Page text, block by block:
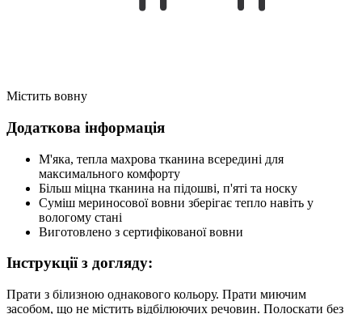
Містить вовну
Додаткова інформація
М'яка, тепла махрова тканина всередині для
максимального комфорту
Більш міцна тканина на підошві, п'яті та носку
Суміш мериносової вовни зберігає тепло навіть у
вологому стані
Виготовлено з сертифікованої вовни
Інструкції з догляду:
Прати з білизною однакового кольору. Прати миючим
засобом, що не містить відбілюючих речовин. Полоскати без